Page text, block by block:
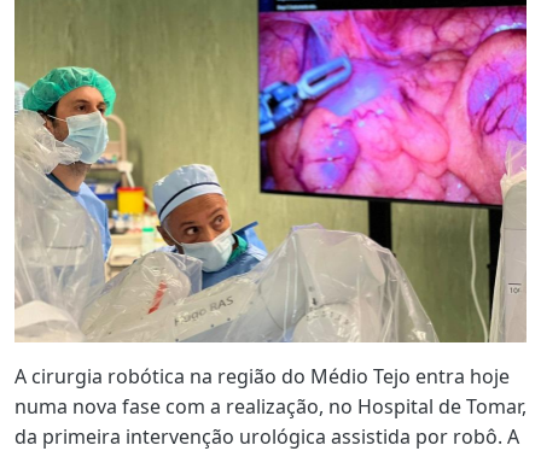
A cirurgia robótica na região do Médio Tejo entra hoje
numa nova fase com a realização, no Hospital de Tomar,
da primeira intervenção urológica assistida por robô. A